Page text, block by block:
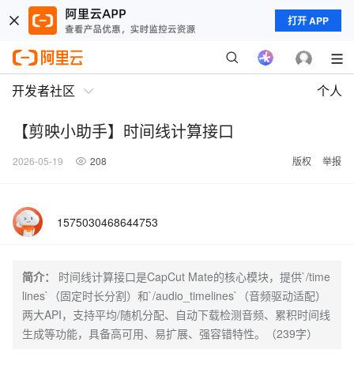
打开 APP
开发者社区 个人
【剪映小助手】时间线计算接口
2026-05-19 208 版权 举报
1575030468644753
简介：
时间线计算接口是CapCut Mate的核心模块，提供`/time
lines`（固定时长分割）和`/audio_timelines`（音频驱动适配）
两大API，支持平均/随机分配、自动下载检测音频、累积时间线
生成等功能，具备高可用、易扩展、强容错特性。（239字）